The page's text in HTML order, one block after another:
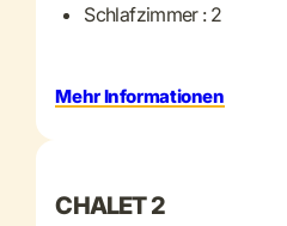
Schlafzimmer : 2
Mehr Informationen
CHALET 2